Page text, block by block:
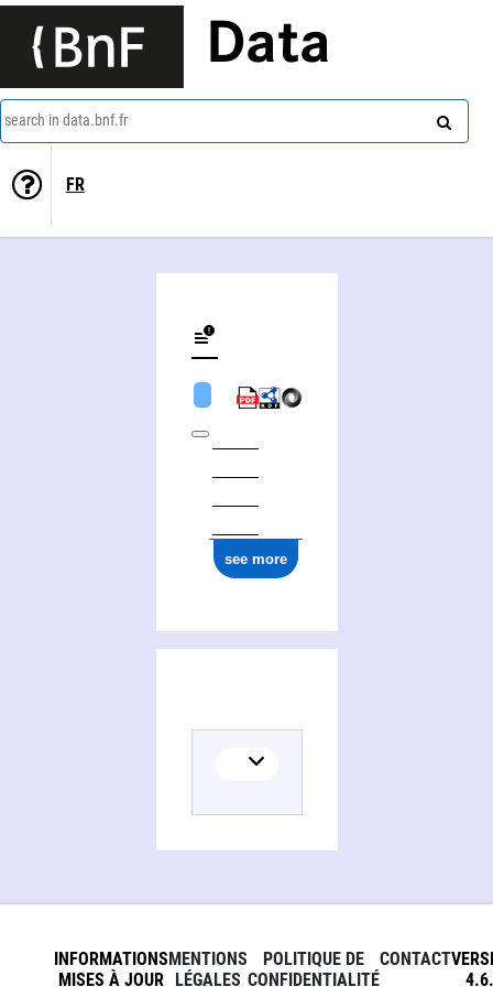
Data
search in data.bnf.fr
FR
see more
INFORMATIONS
MISES À JOUR
MENTIONS
LÉGALES
POLITIQUE DE
CONFIDENTIALITÉ
CONTACT